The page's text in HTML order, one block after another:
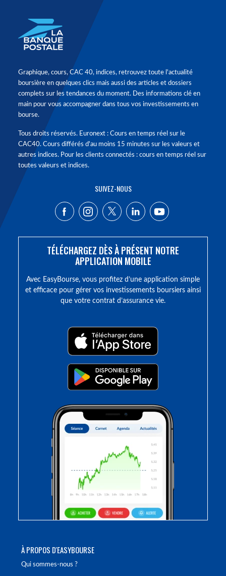
À PROPOS D'EASYBOURSE
Qui sommes-nous ?
Graphique, cours, CAC 40, indices, retrouvez toute l'actualité
boursière en quelques clics mais aussi des articles et dossiers
complets sur les tendances du moment. Des informations clé en
main pour vous accompagner dans tous vos investissements en
bourse.
Tous droits réservés. Euronext : Cours en temps réel sur le
CAC40. Cours différés d'au moins 15 minutes sur les valeurs et
autres indices. Pour les clients connectés : cours en temps réel sur
toutes valeurs et indices.
SUIVEZ-NOUS
TÉLÉCHARGEZ DÈS À PRÉSENT NOTRE
APPLICATION MOBILE
Avec EasyBourse, vous profitez d’une application simple
et efficace pour gérer vos investissements boursiers ainsi
que votre contrat d’assurance vie.